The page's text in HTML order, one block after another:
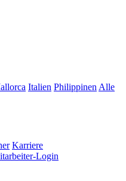
Italien Philippinen Alle
Karriere
Login